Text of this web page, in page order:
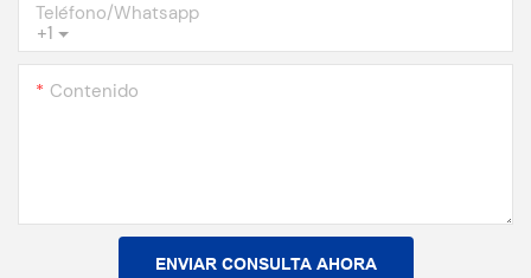
+1
Teléfono/whatsapp
Contenido
ENVIAR CONSULTA AHORA